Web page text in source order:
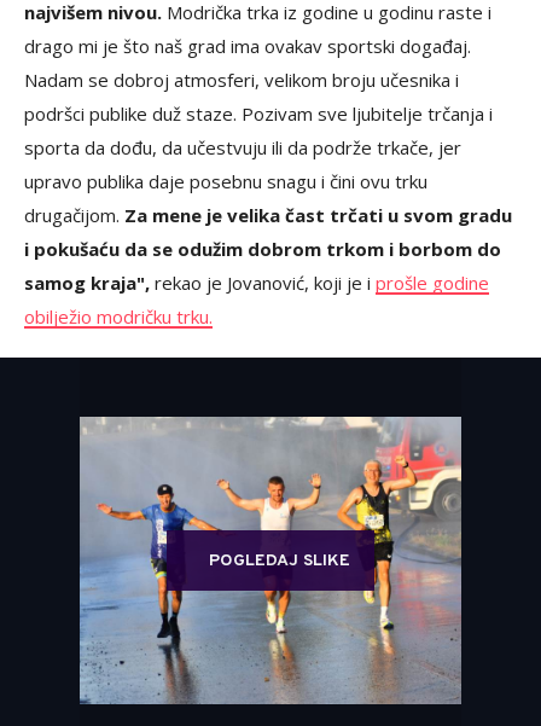
najvišem nivou. Modrička trka iz godine u godinu raste i
drago mi je što naš grad ima ovakav sportski događaj.
Nadam se dobroj atmosferi, velikom broju učesnika i
podršci publike duž staze. Pozivam sve ljubitelje trčanja i
sporta da dođu, da učestvuju ili da podrže trkače, jer
upravo publika daje posebnu snagu i čini ovu trku
drugačijom. Za mene je velika čast trčati u svom gradu
i pokušaću da se odužim dobrom trkom i borbom do
samog kraja", rekao je Jovanović, koji je i prošle godine
obilježio modričku trku.
POGLEDAJ SLIKE